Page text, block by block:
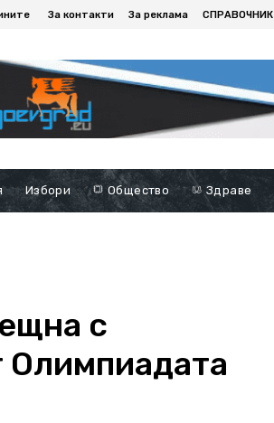
За контакти За реклама СПРАВОЧНИК
Избори Общество Здраве
с
Олимпиадата